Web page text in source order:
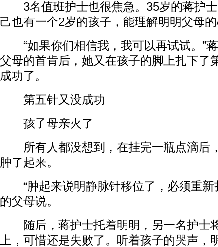
3名值班护士也很焦急。35岁的蒋护士
己也有一个2岁的孩子，能理解明明父母
“如果你们相信我，我可以再试试。”
父母的首肯后，她又在孩子的脚上扎下了
成功了。
第五针又没成功
孩子母亲火了
所有人都没想到，在挂完一瓶点滴后
肿了起来。
“肿起来说明静脉针移位了，必须重新
的父母说。
随后，蒋护士托着明明，另一名护士
上，可惜还是失败了。听着孩子的哭声，